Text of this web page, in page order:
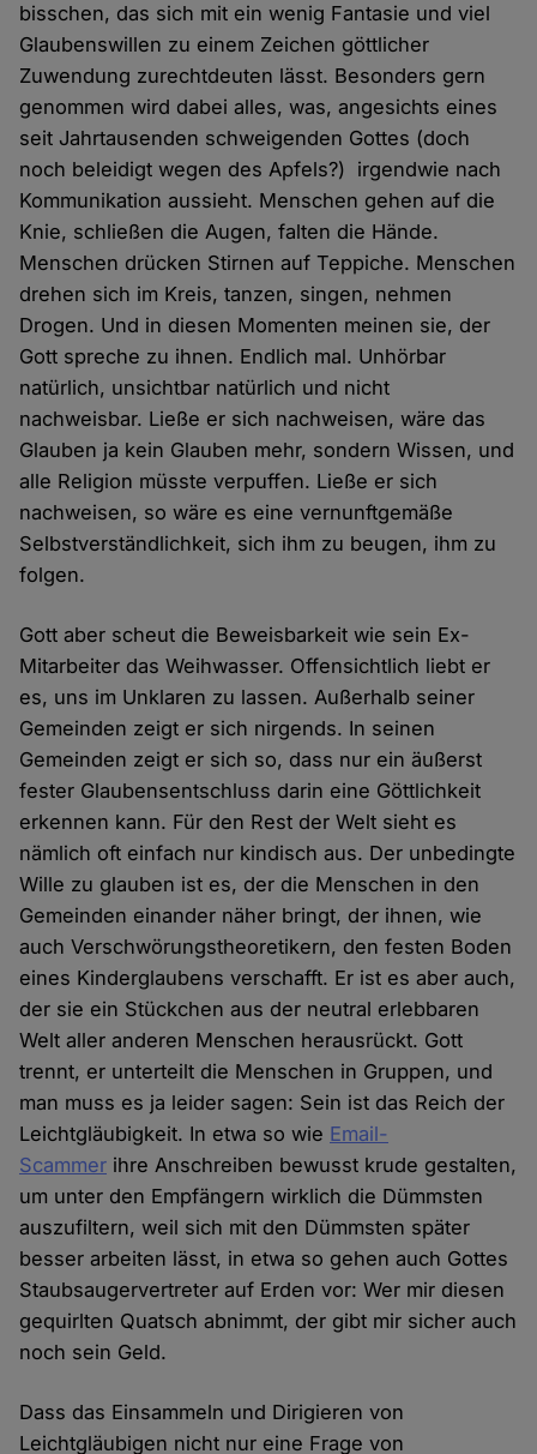
bisschen, das sich mit ein wenig Fantasie und viel
Glaubenswillen zu einem Zeichen göttlicher
Zuwendung zurechtdeuten lässt. Besonders gern
genommen wird dabei alles, was, angesichts eines
seit Jahrtausenden schweigenden Gottes (doch
noch beleidigt wegen des Apfels?) irgendwie nach
Kommunikation aussieht. Menschen gehen auf die
Knie, schließen die Augen, falten die Hände.
Menschen drücken Stirnen auf Teppiche. Menschen
drehen sich im Kreis, tanzen, singen, nehmen
Drogen. Und in diesen Momenten meinen sie, der
Gott spreche zu ihnen. Endlich mal. Unhörbar
natürlich, unsichtbar natürlich und nicht
nachweisbar. Ließe er sich nachweisen, wäre das
Glauben ja kein Glauben mehr, sondern Wissen, und
alle Religion müsste verpuffen. Ließe er sich
nachweisen, so wäre es eine vernunftgemäße
Selbstverständlichkeit, sich ihm zu beugen, ihm zu
folgen.
Gott aber scheut die Beweisbarkeit wie sein Ex-
Mitarbeiter das Weihwasser. Offensichtlich liebt er
es, uns im Unklaren zu lassen. Außerhalb seiner
Gemeinden zeigt er sich nirgends. In seinen
Gemeinden zeigt er sich so, dass nur ein äußerst
fester Glaubensentschluss darin eine Göttlichkeit
erkennen kann. Für den Rest der Welt sieht es
nämlich oft einfach nur kindisch aus. Der unbedingte
Wille zu glauben ist es, der die Menschen in den
Gemeinden einander näher bringt, der ihnen, wie
auch Verschwörungstheoretikern, den festen Boden
eines Kinderglaubens verschafft. Er ist es aber auch,
der sie ein Stückchen aus der neutral erlebbaren
Welt aller anderen Menschen herausrückt. Gott
trennt, er unterteilt die Menschen in Gruppen, und
man muss es ja leider sagen: Sein ist das Reich der
Leichtgläubigkeit. In etwa so wie Email-
Scammer ihre Anschreiben bewusst krude gestalten,
um unter den Empfängern wirklich die Dümmsten
auszufiltern, weil sich mit den Dümmsten später
besser arbeiten lässt, in etwa so gehen auch Gottes
Staubsaugervertreter auf Erden vor: Wer mir diesen
gequirlten Quatsch abnimmt, der gibt mir sicher auch
noch sein Geld.
Dass das Einsammeln und Dirigieren von
Leichtgläubigen nicht nur eine Frage von